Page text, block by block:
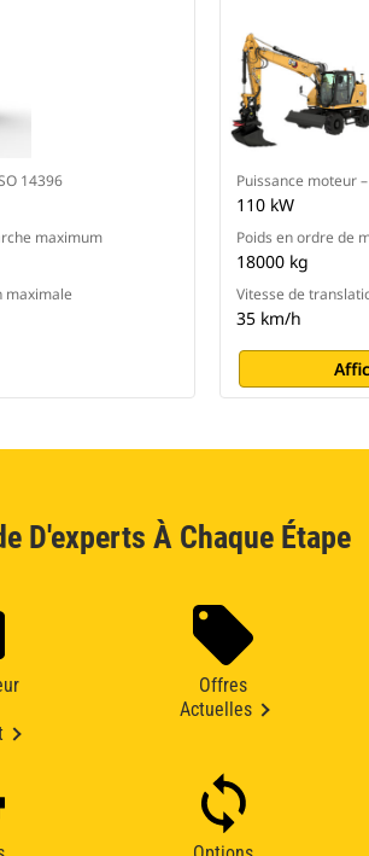
14396
maximum
maximale
Puissance moteur
110 kW
Poids en ordre de
18000 kg
Vitesse de
35 km/h
D'experts À Chaque Étape
Offres
Actuelles